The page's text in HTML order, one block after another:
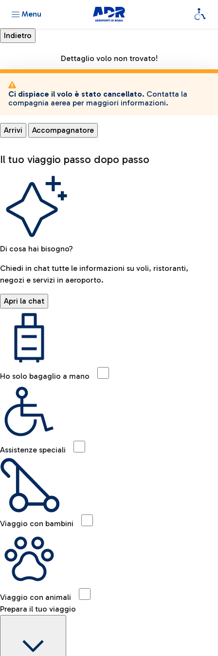
Menu
Dettaglio volo non trovato!
Ci dispiace il volo è stato cancellato. Contatta la
compagnia aerea per maggiori informazioni.
Arrivi Accompagnatore
Il tuo viaggio passo dopo passo
Di cosa hai bisogno?
Chiedi in chat tutte le informazioni su voli, ristoranti,
negozi e servizi in aeroporto.
Apri la chat
Ho solo bagaglio a mano
Assistenze speciali
Viaggio con bambini
Viaggio con animali
Prepara il tuo viaggio